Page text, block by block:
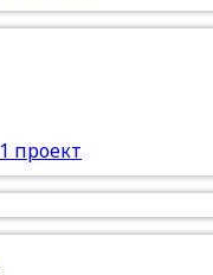
1 проект